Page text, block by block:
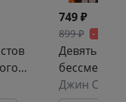
3
749 ₽
899 ₽ - 17%
Девять
мастера.
Джин Соул